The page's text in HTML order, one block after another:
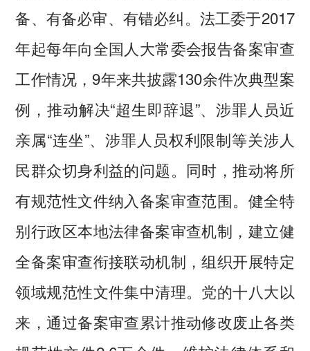
备、有备必审、有错必纠。法工委于2017
年起每年向全国人大常委会报告备案审查
工作情况，9年来共披露130余件次典型案
例，推动解决“超生即辞退”、涉罪人员近
亲属“连坐”、涉罪人员权利限制等关涉人
民群众切身利益的问题。同时，推动将所
有规范性文件纳入备案审查范围。健全特
别行政区本地法律备案审查机制，建立健
全备案审查衔接联动机制，组织开展特定
领域规范性文件集中清理。党的十八大以
来，通过备案审查累计推动修改废止各类